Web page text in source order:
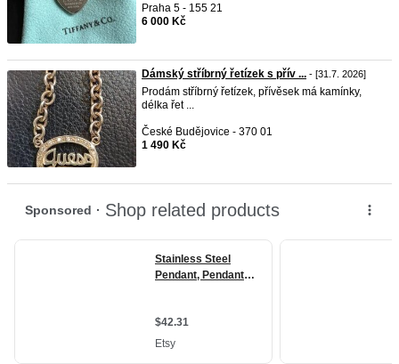
Praha 5 - 155 21
6 000 Kč
Dámský stříbrný řetízek s přív ... - [31.7. 2026]
Prodám stříbrný řetízek, přívěsek má kamínky,
délka řet ...
České Budějovice - 370 01
1 490 Kč